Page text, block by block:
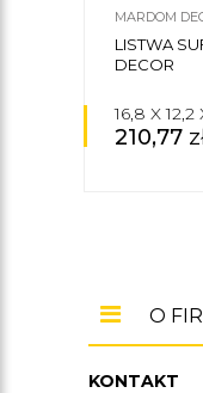
MARDOM
LISTWA
DECOR
16,8 X
210,77
KONTAKT
O